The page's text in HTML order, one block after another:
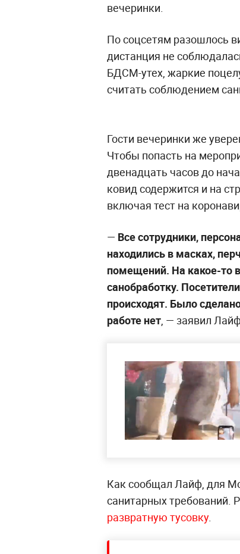
вечеринки.
По соцсетям разошлось
дистанция не
БДСМ-утех, жаркие
считать соблюдением
Гости вечеринки же
Чтобы попасть на
двенадцать часов до
ковид содержится и на
включая тест на
— Все сотрудники,
находились в масках,
помещений. На какое-то
санобработку.
происходят. Было
работе нет, — заявил
Как сообщал Лайф, для
санитарных требований.
развратную тусовку.